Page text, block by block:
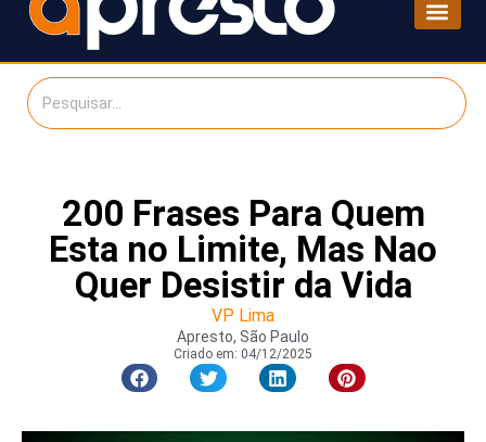
200 Frases Para Quem
Esta no Limite, Mas Nao
Quer Desistir da Vida
VP Lima
Apresto, São Paulo
Criado em: 04/12/2025